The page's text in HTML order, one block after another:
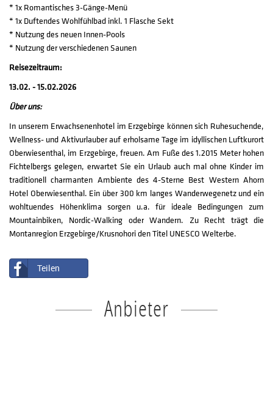
* 1x Romantisches 3-Gänge-Menü
* 1x Duftendes Wohlfühlbad inkl. 1 Flasche Sekt
* Nutzung des neuen Innen-Pools
* Nutzung der verschiedenen Saunen
Reisezeitraum:
13.02. - 15.02.2026
Über uns:
In unserem Erwachsenenhotel im Erzgebirge können sich Ruhesuchende,
Wellness- und Aktivurlauber auf erholsame Tage im idyllischen Luftkurort
Oberwiesenthal, im Erzgebirge, freuen. Am Fuße des 1.2015 Meter hohen
Fichtelbergs gelegen, erwartet Sie ein Urlaub auch mal ohne Kinder im
traditionell charmanten Ambiente des 4-Sterne Best Western Ahorn
Hotel Oberwiesenthal. Ein über 300 km langes Wanderwegenetz und ein
wohltuendes Höhenklima sorgen u.a. für ideale Bedingungen zum
Mountainbiken, Nordic-Walking oder Wandern. Zu Recht trägt die
Montanregion Erzgebirge/Krusnohori den Titel UNESCO Welterbe.
Teilen
Anbieter